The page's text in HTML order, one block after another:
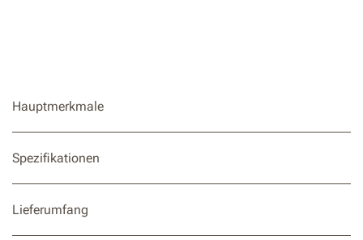
Hauptmerkmale
Spezifikationen
Lieferumfang